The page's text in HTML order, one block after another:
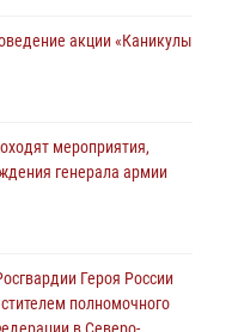
акции «Каникулы
мероприятия,
генерала армии
Героя России
полномочного
в Северо-